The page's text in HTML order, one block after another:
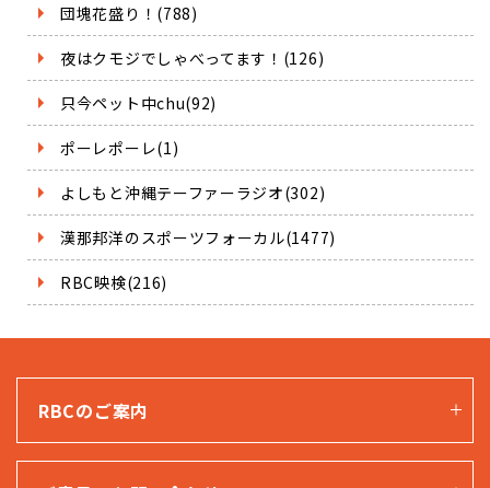
団塊花盛り！(788)
夜はクモジでしゃべってます！(126)
只今ペット中chu(92)
ポーレポーレ(1)
よしもと沖縄テーファーラジオ(302)
漢那邦洋のスポーツフォーカル(1477)
RBC映検(216)
RBCのご案内